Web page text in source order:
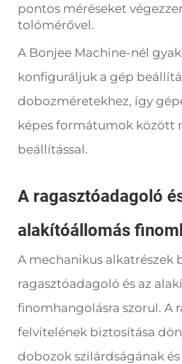
pontos méréseket
tolómérővel.
A Bonjee Machine-nél
konfiguráljuk a gép
dobozméretekhez, így
képes formátumok között
beállítással.
A ragasztóadagoló
alakítóállomás
A mechanikus alkatrészek
ragasztóadagoló és az
finomhangolásra szorul. A
felvitelének biztosítása
dobozok szilárdságának